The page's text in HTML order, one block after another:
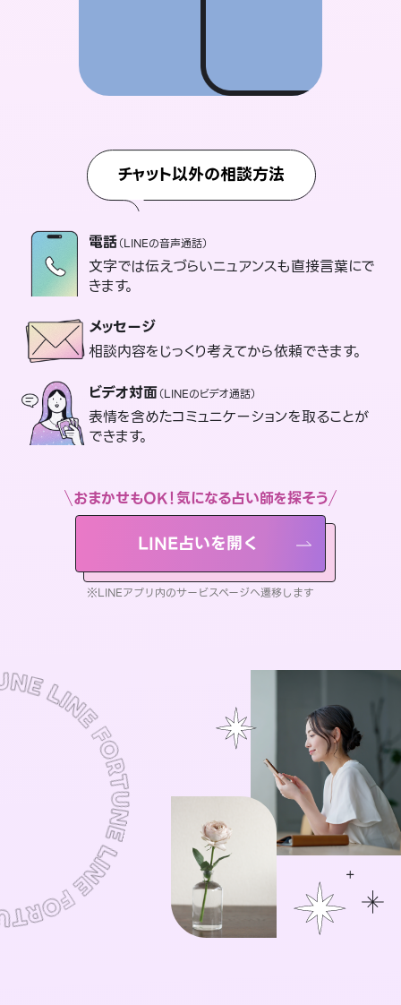
チャット以外の相談方法
電話（LINEの音声通話）
文字では伝えづらいニュアンスも直接言葉にで
きます。
メッセージ
相談内容をじっくり考えてから依頼できます。
ビデオ対面（LINEのビデオ通話）
表情を含めたコミュニケーションを取ることが
できます。
おまかせもOK！気になる占い師を探そう
LINE占いを開く
※LINEアプリ内のサービスページへ遷移します